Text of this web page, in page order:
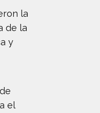
la
de la
y
el